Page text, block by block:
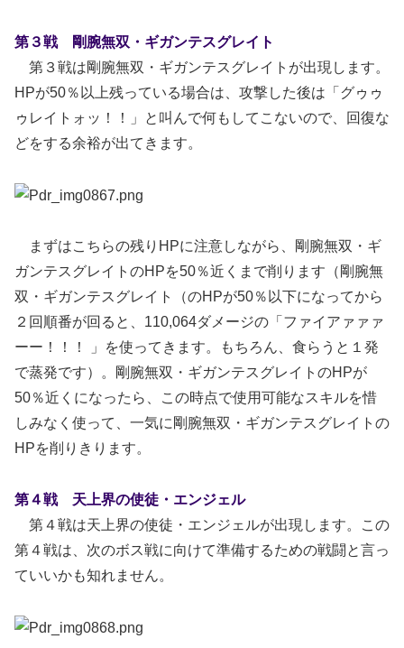
第３戦 剛腕無双・ギガンテスグレイト
第３戦は剛腕無双・ギガンテスグレイトが出現します。
HPが50％以上残っている場合は、攻撃した後は「グゥゥ
ゥレイトォッ！！」と叫んで何もしてこないので、回復な
どをする余裕が出てきます。
まずはこちらの残りHPに注意しながら、剛腕無双・ギ
ガンテスグレイトのHPを50％近くまで削ります（剛腕無
双・ギガンテスグレイト（のHPが50％以下になってから
２回順番が回ると、110,064ダメージの「ファイアァァァ
ーー！！！ 」を使ってきます。もちろん、食らうと１発
で蒸発です）。剛腕無双・ギガンテスグレイトのHPが
50％近くになったら、この時点で使用可能なスキルを惜
しみなく使って、一気に剛腕無双・ギガンテスグレイトの
HPを削りきります。
第４戦 天上界の使徒・エンジェル
第４戦は天上界の使徒・エンジェルが出現します。この
第４戦は、次のボス戦に向けて準備するための戦闘と言っ
ていいかも知れません。